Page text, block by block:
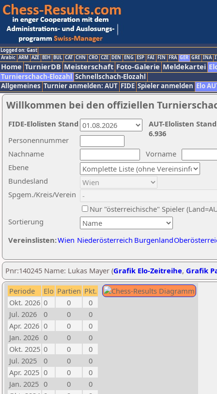
Logged on: Gast
Arabic ARM AZE BIH BUL CAT CHN CRO CZE DEN ENG ESP FAI FIN FRA GER GRE INA
Home TurnierDB Meisterschaft Foto-Galerie Meldekartei
Turnierschach-Elozahl Schnellschach-Elozahl
Allgemeines Turnier anmelden: AUT FIDE Spieler anmelden Elo
Willkommen bei den offiziellen
Nachname
Vorname
Ebene
Sortierung
Personennummer
Bundesland
Spgem./Kreis/Verein
Nur "österreichische" Spieler
Vereinslisten:Wien Niederösterreich Burgenland
AUT-Elolisten
6.936
FIDE-Elolisten Stand
Pnr:140245 Name: Lukas Mayer (Grafik Elo-Zeitreihe, Grafik
Periode Elo Partien Pkt.
Okt. 2026 0 0
0
Jul. 2026
0 0
0
Apr. 2026 0 0
0
Jan. 2026 0 0
0
Okt. 2025 0 0
0
Jul. 2025
0 0
0
Apr. 2025 0 0
0
Jan. 2025 0 0
0